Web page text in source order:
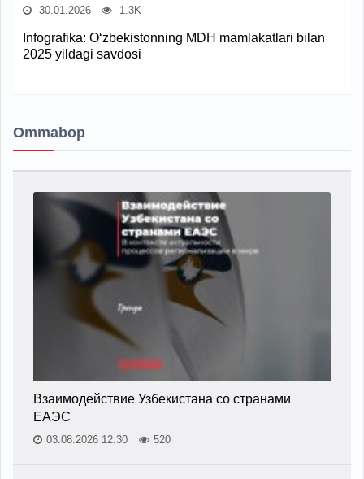
30.01.2026 1.3K
Infografika: O‘zbekistonning MDH mamlakatlari bilan
2025 yildagi savdosi
Ommabop
Взаимодействие Узбекистана со странами
ЕАЭС
03.08.2026 12:30 520